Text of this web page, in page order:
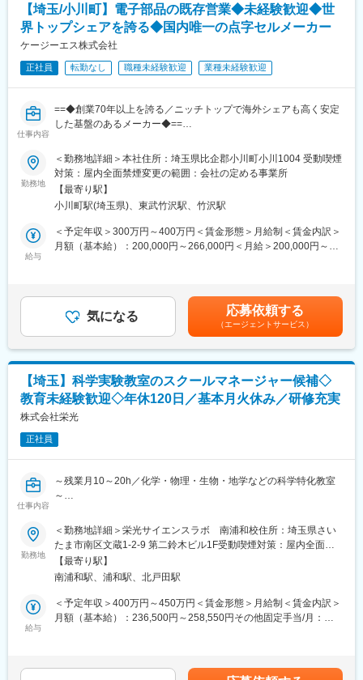
格に準拠しながら取り扱えるコア技術を有し、特にCamera Link
については業界内で長年の実績があるため、顧客から選ばれてお
ります。
・環境の魅力：自由度の高い社風ではありますが、自律性が求め
られます。ご自身がなりたい姿が当社でなれると判断でき、成長
変更の範囲：会社の定める業務
■入社後：社長のもと業務を覚えて頂きます。また2泊3日程度の
メーカー研修もありますので、しっかりと知識を身に付けること
を広げて頂きます。独り立ちできるまで想定1～3年程度です。
・本社は営業5名（年齢層40～60代：男性のみ）その他内勤4名
（女性）
（女性）
※営業職の半分以上は中途入社の方です。
本件は内閣府主導の地方創生事業の一環である先導的人材マッチ
<参考
URL>https://www.chisou.go.jp/tiiki/jinzai_matching/index.html
課題解決や今後のさらなる成長のために必要となる役割を正確に
見定めたうえで弊社に連携いただき作成された求人です。
変更の範囲：会社の定める業務
【埼玉/小川町】電子部品の既存営業◆未経験歓迎◆世
界トップシェアを誇る◆国内唯一の点字セルメーカー
ケージーエス株式会社
正社員 転勤なし 職種未経験歓迎 業種未経験歓迎
仕事内容
==◆創業70年以上を誇る／ニッチトップで海外シェアも高く安定
した基盤のあるメーカー◆==
☆オススメポイント☆
◎年間休日120日、有給取得もしやすく、残業も月20時間程度と
ワークライフバランスのとれた働き方ができます！
◎経験も重要ですが、お人柄を最も重視して採用します！
◎点字関連機器で世界トップシェア！国内で唯一の点字関連機器
の製造販売を手掛けるメーカーで事業も安定！
◎自動改札機や宅配ボックスなどに使用される機能性部品「ソレ
ノイド」も製造販売も手掛けています！
思いやるお気持ちのある方と一緒に働きたいと考えています。面
接時に今まで取り組まれてきた仕事のスタンスなどを是非お話し
ください。
当社の電子部品（ソレノイド）の営業職として以下のお仕事をお
任せいたします。
・既存顧客への訪問、商品の提案、ニーズ掘り起こし
・受発注業務
※営業エリアは関東がメインです。（首都圏、茨城、千葉）、一部
長野。数日間の出張は基本ありません。
ス）、日立オムロン様（自動改札）、金具を展開しているメーカ
ー様など
■入社後について：
まずは既存のお客様からスタートいただく予定です。
基本は既存対応が多く、新規のお客様獲得にも対応していただき
ます。飛び込み営業はありません！
■組織構成：
現在部長（40代男性）が兼務している状況で、専任メンバーは不
（1）福祉機器事業：当社製点字ディスプレイに搭載されている点
勤務地
＜勤務地詳細＞本社住所：埼玉県比企郡小川町小川1004 受動喫煙
対策：屋内全面禁煙変更の範囲：会社の定める事業所
【最寄り駅】
小川町駅(埼玉県)、東武竹沢駅、竹沢駅
給与
＜予定年収＞300万円～400万円＜賃金形態＞月給制＜賃金内訳＞
月額（基本給）：200,000円～266,000円＜月給＞200,000円～
(月額)は固定手当を含めた表記です。
気になる 応募依頼する
（エージェントサービス）
【埼玉】科学実験教室のスクールマネージャー候補◇
教育未経験歓迎◇年休120日／基本月火休み／研修充実
株式会社栄光
正社員
仕事内容
～残業月10～20h／化学・物理・生物・地学などの科学特化教室
～
■仕事内容
科学実験教室「栄光サイエンスラボ」の教室長候補として、下記
のお仕事をお任せいたします。
https://www.eikoh-sciencelabo.com/
・幼児から中学生を対象とする科学実験の授業（化学・物理・生
物・地学など様々な分野の実験です。）
・教材開発（実験の品質管理や新規開発など）
・集客営業（体験授業の実施・クロージング・実験動画の制作な
勤務地
＜勤務地詳細＞栄光サイエンスラボ 南浦和校住所：埼玉県さい
たま市南区文蔵1-2-9 第二鈴木ビル1F受動喫煙対策：屋内全面禁
煙変更の範囲：会社の定める事業所
【最寄り駅】
南浦和駅、浦和駅、北戸田駅
給与
＜予定年収＞400万円～450万円＜賃金形態＞月給制＜賃金内訳＞
月額（基本給）：236,500円～258,550円その他固定手当/月：
目安の金額であり、選考を通じて上下する可能性があります。月